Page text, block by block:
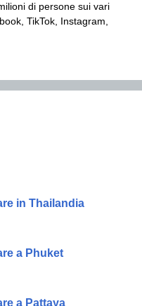
in Thailandia
a Phuket
a Pattaya
di persone sui vari
TikTok, Instagram,